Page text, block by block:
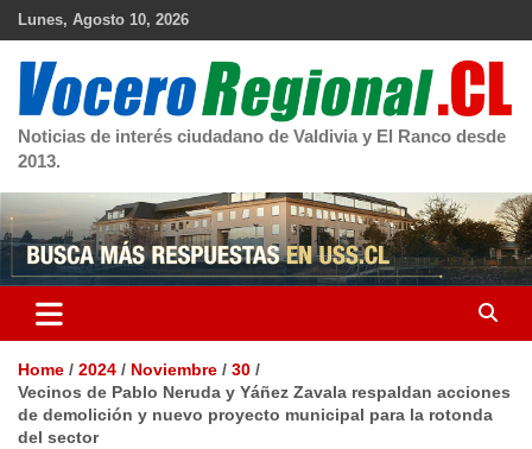
Skip
Lunes, Agosto 10, 2026
Noticias de interés ciudadano de Valdivia y El Ranco desde
2013.
Home 2024 Noviembre
30
Vecinos de Pablo Neruda y Yáñez Zavala respaldan acciones
de demolición y nuevo proyecto municipal para la rotonda
del sector